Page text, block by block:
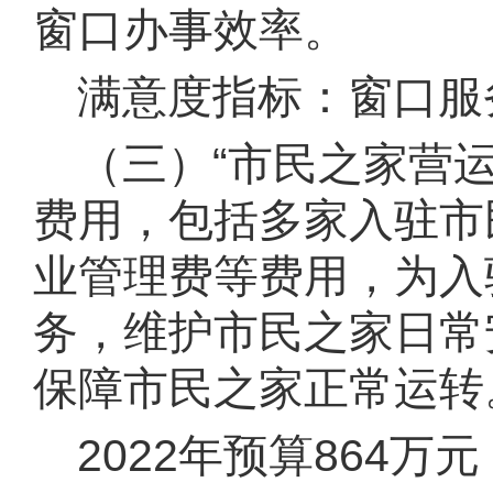
窗口办事效率。
满意度指标：窗口
（三）“市民之家营
费用，包括多家入驻
业管理费等费用，为
务，维护市民之家日
保障市民之家正常运转
2022年预算864万